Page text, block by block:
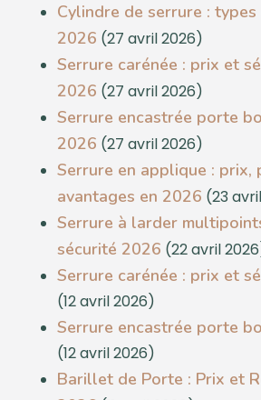
Cylindre de serrure :
2026 (27 avril 2026)
Serrure carénée : prix et
2026 (27 avril 2026)
Serrure encastrée porte
2026 (27 avril 2026)
Serrure en applique : prix,
avantages en 2026 (23
Serrure à larder
sécurité 2026 (22 avril
Serrure carénée : prix et
(12 avril 2026)
Serrure encastrée porte
(12 avril 2026)
Barillet de Porte : Prix et